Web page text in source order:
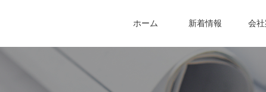
ホーム 新着情報 会